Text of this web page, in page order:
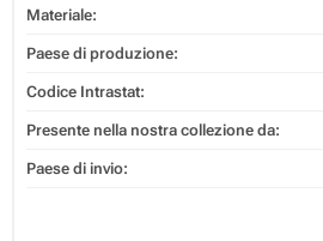
Materiale:
Paese di produzione:
Codice Intrastat:
Presente nella nostra collezione da:
Paese di invio: